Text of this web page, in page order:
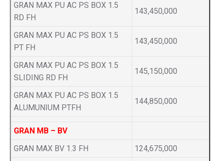
GRAN MAX PU AC PS BOX 1.5
RD FH
143,450,000
GRAN MAX PU AC PS BOX 1.5
PT FH
143,450,000
GRAN MAX PU AC PS BOX 1.5
SLIDING RD FH
145,150,000
GRAN MAX PU AC PS BOX 1.5
ALUMUNIUM PTFH
144,850,000
GRAN MB – BV
GRAN MAX BV 1.3 FH
124,675,000